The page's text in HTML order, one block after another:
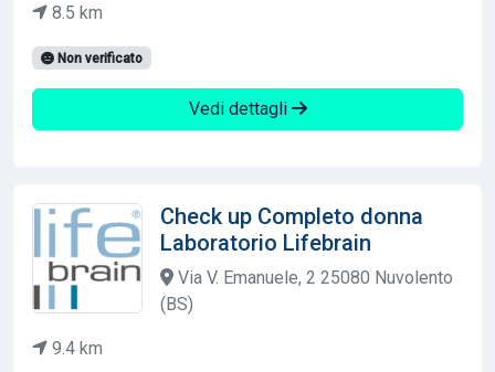
8.5 km
Non verificato
Vedi dettagli
Check up Completo donna
Laboratorio Lifebrain
Via V. Emanuele, 2 25080 Nuvolento
(BS)
9.4 km